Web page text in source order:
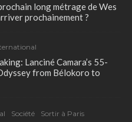
long métrage de Wes
prochainement ?
Lanciné Camara’s 55-
from Bélokoro to
Société Sortir à Paris